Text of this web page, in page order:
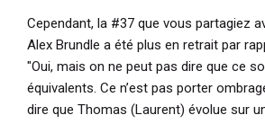
Cependant, la #37 que vous partagiez
Alex Brundle a été plus en retrait par
"Oui, mais on ne peut pas dire que ce
équivalents. Ce n’est pas porter
dire que Thomas (Laurent) évolue sur